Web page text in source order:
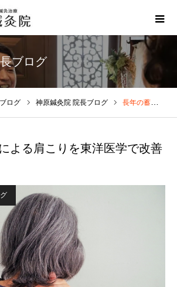
ブログ
ログ 神原鍼灸院 院長ブログ 長年の蓄積による肩こりを東洋医学で改善
よる肩こりを東洋医学で改善